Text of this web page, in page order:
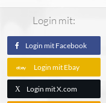
Login mit:
Login mit Facebook
Login mit Ebay
X Login mit X.com